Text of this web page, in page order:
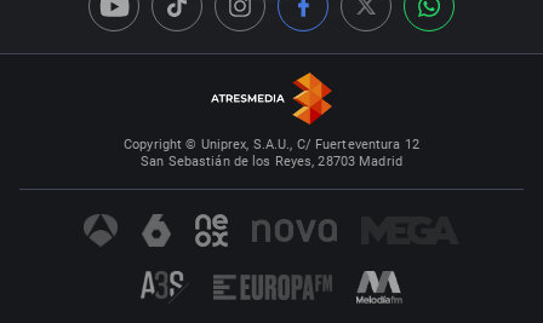
Copyright © Uniprex, S.A.U., C/ Fuerteventura 12
San Sebastián de los Reyes, 28703 Madrid